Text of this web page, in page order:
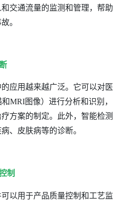
交通流量的监测和管理，帮助
。
应用越来越广泛。它可以对医
MRI图像）进行分析和识别，
方案的制定。此外，智能检测
、皮肤病等的诊断。
制
以用于产品质量控制和工艺监